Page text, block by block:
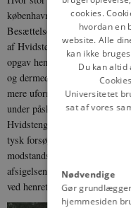
københavnske folkestrejke,
Besættelsesmagten så
af Hvidstengruppen og
opgav henrettelser på
og dermed også strategien
mere uformelle likvideringer
under påskud af, at de havde
Hvidstengruppen blev
tysk forsøg på at skræmme
modstandsbevægelsen. I
afsigelsen af dødsdomme ved
ved henrettelser ved skydning.
cookies.
hvordan en
website. Alle
kan ikke
Du kan
Universitetet
sat af vores
Nødvendige
Gør
hjemmesiden